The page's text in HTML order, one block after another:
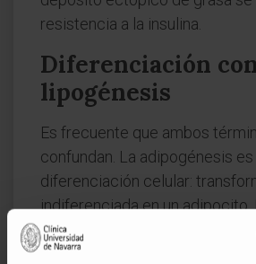
resistencia a la insulina.
Diferenciación
lipogénesis
Es frecuente que ambos
confundan. La adipogénesis
diferenciación celular:
indiferenciada en un
es una vía bioquímica: sintetiza
a partir de precursores como